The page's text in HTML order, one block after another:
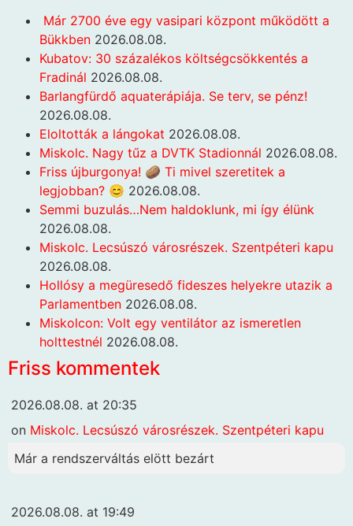
Már 2700 éve egy vasipari központ működött a
Bükkben 2026.08.08.
Kubatov: 30 százalékos költségcsökkentés a
Fradinál 2026.08.08.
Barlangfürdő aquaterápiája. Se terv, se pénz!
2026.08.08.
Eloltották a lángokat 2026.08.08.
Miskolc. Nagy tűz a DVTK Stadionnál 2026.08.08.
Friss újburgonya! 🥔 Ti mivel szeretitek a
legjobban? 😊 2026.08.08.
Semmi buzulás…Nem haldoklunk, mi így élünk
2026.08.08.
Miskolc. Lecsúszó városrészek. Szentpéteri kapu
2026.08.08.
Hollósy a megüresedő fideszes helyekre utazik a
Parlamentben 2026.08.08.
Miskolcon: Volt egy ventilátor az ismeretlen
holttestnél 2026.08.08.
Friss kommentek
2026.08.08. at 20:35
on Miskolc. Lecsúszó városrészek. Szentpéteri kapu
Már a rendszerváltás elött bezárt
2026.08.08. at 19:49